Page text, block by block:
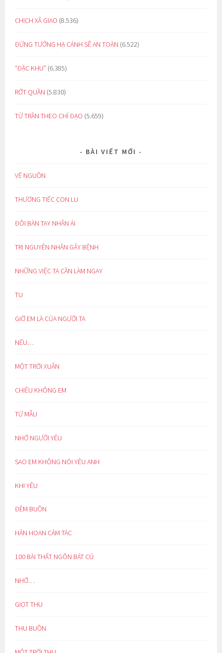
CHỊCH XÃ GIAO (8.536)
ĐỪNG TƯỞNG HẠ CÁNH SẼ AN TOÀN (6.522)
“ĐẶC KHU” (6.385)
RỚT QUẦN (5.830)
TỪ TRẦN THEO CHỈ ĐẠO (5.659)
BÀI VIẾT MỚI
VỀ NGUỒN
THƯƠNG TIẾC CON LU
ĐÔI BÀN TAY NHÂN ÁI
TRỊ NGUYÊN NHÂN GÂY BỆNH
NHỮNG VIỆC TA CẦN LÀM NGAY
TU
GIỜ EM LÀ CỦA NGƯỜI TA
NẾU…
MỘT TRỜI XUÂN
CHIỀU KHÔNG EM
TỪ MẪU
NHỚ NGƯỜI YÊU
SAO EM KHÔNG NÓI YÊU ANH
KHI YÊU
ĐÊM BUỒN
HÂN HOAN CẢM TÁC
100 BÀI THẤT NGÔN BÁT CÚ
NHỚ…
GIỌT THU
THU BUỒN